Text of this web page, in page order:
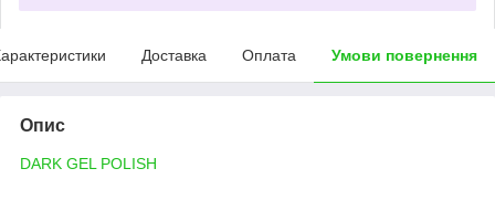
Доставка Оплата Умови повернення
Опис
DARK GEL POLISH